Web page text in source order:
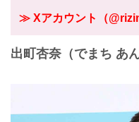
≫ Xアカウント（
出町杏奈（でまち あん